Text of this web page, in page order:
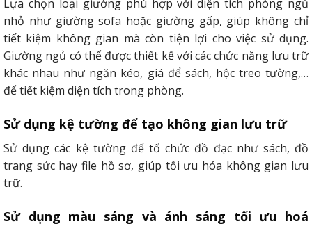
Lựa chọn loại giường phù hợp với diện tích phòng ngủ
nhỏ như giường sofa hoặc giường gấp, giúp không chỉ
tiết kiệm không gian mà còn tiện lợi cho việc sử dụng.
Giường ngủ có thể được thiết kế với các chức năng lưu trữ
khác nhau như ngăn kéo, giá để sách, hộc treo tường,…
để tiết kiệm diện tích trong phòng.
Sử dụng kệ tường để tạo không gian lưu trữ
Sử dụng các kệ tường để tổ chức đồ đạc như sách, đồ
trang sức hay file hồ sơ, giúp tối ưu hóa không gian lưu
trữ.
Sử dụng màu sáng và ánh sáng tối ưu hoá